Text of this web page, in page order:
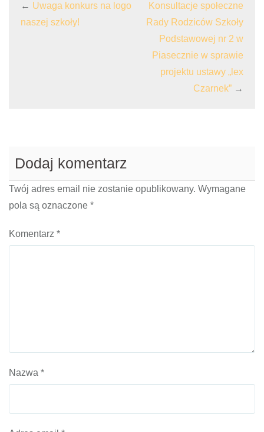
← Uwaga konkurs na logo
naszej szkoły!
Konsultacje społeczne
Rady Rodziców Szkoły
Podstawowej nr 2 w
Piasecznie w sprawie
projektu ustawy „lex
Czarnek” →
Dodaj komentarz
Twój adres email nie zostanie opublikowany. Wymagane
pola są oznaczone *
Komentarz *
Nazwa *